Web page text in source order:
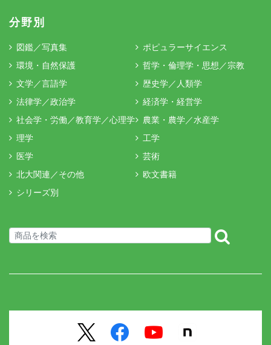
分野別
図鑑／写真集
ポピュラーサイエンス
環境・自然保護
哲学・倫理学・思想／宗教
文学／言語学
歴史学／人類学
法律学／政治学
経済学・経営学
社会学・労働／教育学／心理学
農業・農学／水産学
理学
工学
医学
芸術
北大関連／その他
欧文書籍
シリーズ別